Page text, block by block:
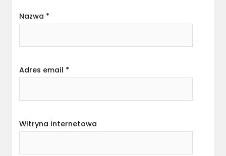
Nazwa *
Adres email *
Witryna internetowa